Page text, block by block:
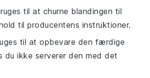
til at churne blandingen til
til producentens instruktioner.
til at opbevare den færdige
du ikke serverer den med det